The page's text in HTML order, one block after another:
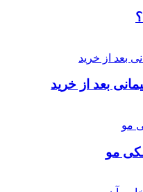
بعد از خرید
مو